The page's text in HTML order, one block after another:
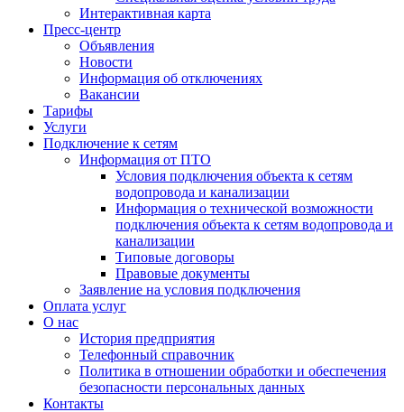
Интерактивная карта
Пресс-центр
Объявления
Новости
Информация об отключениях
Вакансии
Тарифы
Услуги
Подключение к сетям
Информация от ПТО
Условия подключения объекта к сетям
водопровода и канализации
Информация о технической возможности
подключения объекта к сетям водопровода и
канализации
Типовые договоры
Правовые документы
Заявление на условия подключения
Оплата услуг
О нас
История предприятия
Телефонный справочник
Политика в отношении обработки и обеспечения
безопасности персональных данных
Контакты